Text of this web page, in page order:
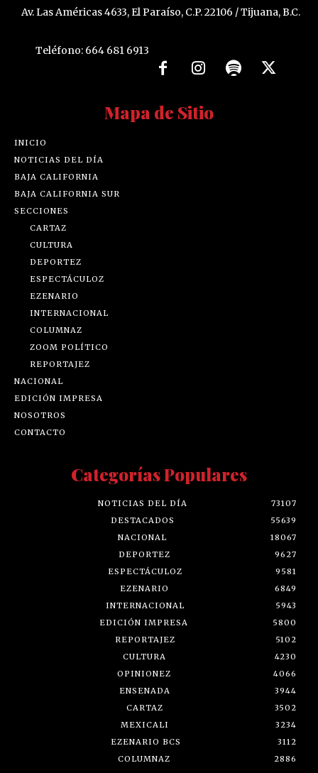
Av. Las Américas 4633, El Paraíso, C.P. 22106 / Tijuana, B.C.
Teléfono: 664 681 6913
Mapa de Sitio
INICIO
NOTICIAS DEL DÍA
BAJA CALIFORNIA
BAJA CALIFORNIA SUR
SECCIONES
CARTAZ
CULTURA
DEPORTEZ
ESPECTÁCULOZ
EZENARIO
INTERNACIONAL
COLUMNAZ
ZOOM POLÍTICO
REPORTAJEZ
NACIONAL
EDICIÓN IMPRESA
NOSOTROS
CONTACTO
Categorías Populares
NOTICIAS DEL DÍA
73107
DESTACADOS
55639
NACIONAL
18067
DEPORTEZ
9627
ESPECTÁCULOZ
9581
EZENARIO
6849
INTERNACIONAL
5943
EDICIÓN IMPRESA
5800
REPORTAJEZ
5102
CULTURA
4230
OPINIONEZ
4066
ENSENADA
3944
CARTAZ
3502
MEXICALI
3234
EZENARIO BCS
3112
COLUMNAZ
2886